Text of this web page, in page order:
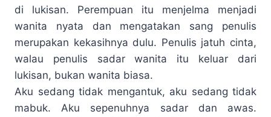
di lukisan. Perempuan itu menjelma menjadi
wanita nyata dan mengatakan sang penulis
merupakan kekasihnya dulu. Penulis jatuh cinta,
walau penulis sadar wanita itu keluar dari
lukisan, bukan wanita biasa.
Aku sedang tidak mengantuk, aku sedang tidak
mabuk. Aku sepenuhnya sadar dan awas.